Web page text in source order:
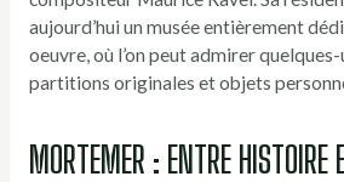
aujourd’hui un musée entièrement
oeuvre, où l’on peut admirer quelques-
partitions originales et objets
MORTEMER : ENTRE HISTOIRE